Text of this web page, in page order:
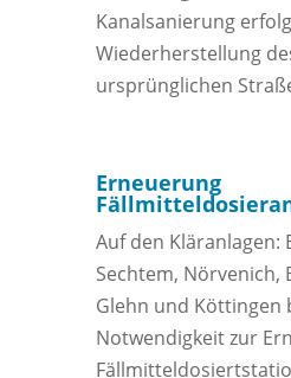
Kanalsanierung
Wiederherstellung
ursprünglichen
Erneuerung
Auf den Kläranlagen:
Sechtem, Nörvenich,
Glehn und Köttingen
Notwendigkeit zur